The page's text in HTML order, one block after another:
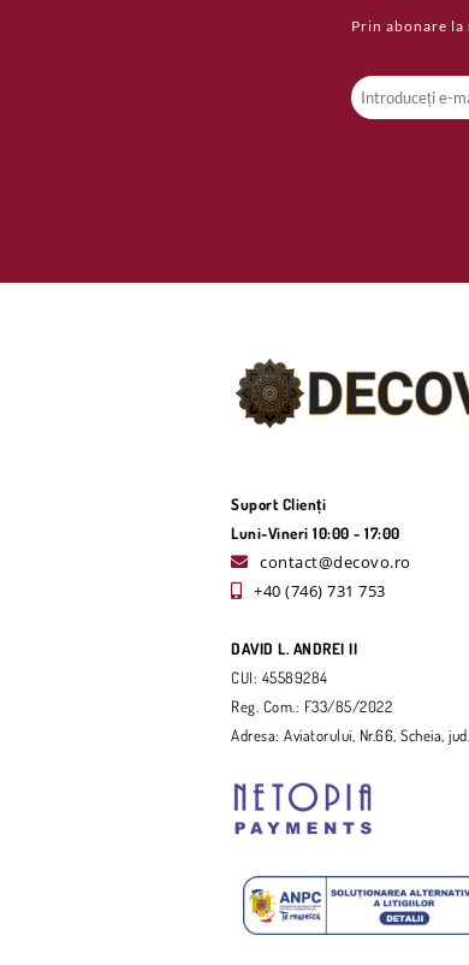
Prin abonare la
Suport Clienți
Luni-Vineri 10:00 - 17:00
contact@decovo.ro
+40 (746) 731 753
DAVID L. ANDREI II
CUI: 45589284
Reg. Com.: F33/85/2022
Adresa: Aviatorului, Nr.66, Scheia,